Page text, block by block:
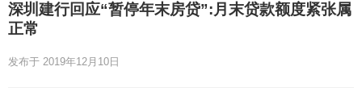
深圳建行回应“暂停年末房贷”:月末贷款额度紧张属
正常
发布于 2019年12月10日